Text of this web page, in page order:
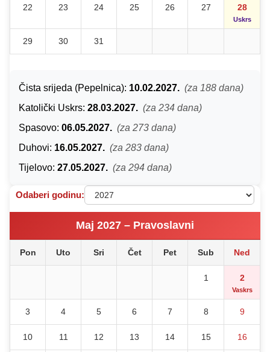
22 23 24 25 26 27 28
Uskrs
29 30 31
Čista srijeda (Pepelnica): 10.02.2027. (za 188 dana)
Katolički Uskrs: 28.03.2027. (za 234 dana)
Spasovo: 06.05.2027. (za 273 dana)
Duhovi: 16.05.2027. (za 283 dana)
Tijelovo: 27.05.2027. (za 294 dana)
Odaberi godinu:
Maj 2027 – Pravoslavni
Pon Uto Sri Čet Pet Sub Ned
1 2
Vaskrs
3 4 5 6 7 8 9
10 11 12 13 14 15 16